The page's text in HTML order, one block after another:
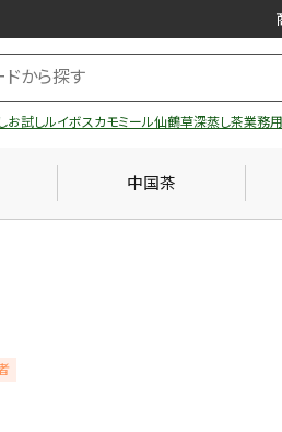
お試しルイボスカモミール仙鶴草深蒸し茶業務用
中国茶